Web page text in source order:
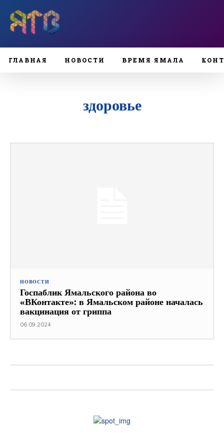
ГЛАВНАЯ НОВОСТИ ВРЕМЯ ЯМАЛА
здоровье
НОВОСТИ
Госпаблик Ямальского района во
«ВКонтакте»: в Ямальском районе началась
вакцинация от гриппа
06.09.2024